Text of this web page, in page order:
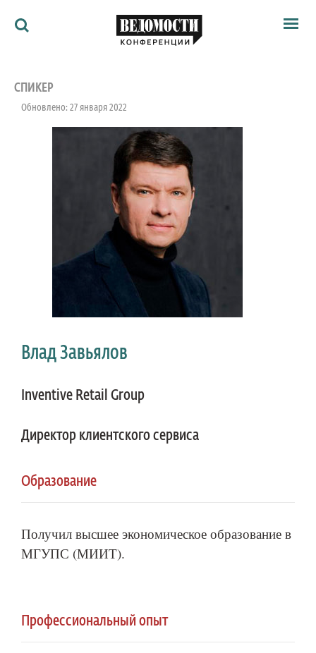
Архив
Ведомости
Как потратить
СПИКЕР
Обновлено: 27 января 2022
Влад Завьялов
Inventive Retail Group
Директор клиентского сервиса
Образование
Получил высшее экономическое образование в
МГУПС (МИИТ).
Профессиональный опыт